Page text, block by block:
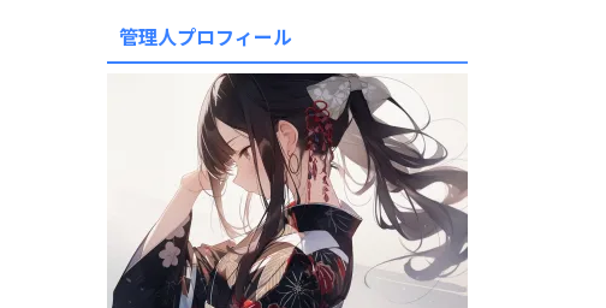
管理人プロフィール